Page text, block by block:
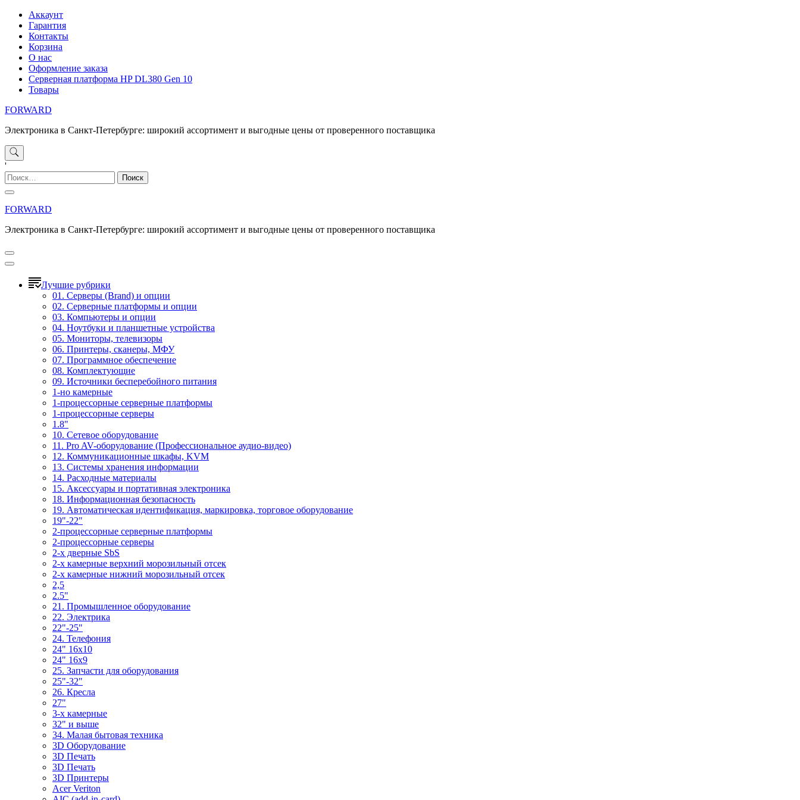
Перейти
содержимому
Аккаунт
Гарантия
Контакты
Корзина
О нас
Оформление заказа
Серверная платформа HP DL380 Gen 10
Товары
FORWARD
Электроника в Санкт-Петербурге: широкий ассортимент и выгодные цены от проверенного поставщика
'
Найти:
FORWARD
Электроника в Санкт-Петербурге: широкий ассортимент и выгодные цены от проверенного поставщика
Лучшие рубрики
01. Серверы (Brand) и опции
02. Серверные платформы и опции
03. Компьютеры и опции
04. Ноутбуки и планшетные устройства
05. Мониторы, телевизоры
06. Принтеры, сканеры, МФУ
07. Программное обеспечение
08. Комплектующие
09. Источники бесперебойного питания
1-но камерные
1-процессорные серверные платформы
1-процессорные серверы
1.8"
10. Сетевое оборудование
11. Pro AV-оборудование (Профессиональное аудио-видео)
12. Коммуникационные шкафы, KVM
13. Системы хранения информации
14. Расходные материалы
15. Аксессуары и портативная электроника
18. Информационная безопасность
19. Автоматическая идентификация, маркировка, торговое оборудование
19"-22"
2-процессорные серверные платформы
2-процессорные серверы
2-х дверные SbS
2-х камерные верхний морозильный отсек
2-х камерные нижний морозильный отсек
2,5
2.5"
21. Промышленное оборудование
22. Электрика
22"-25"
24. Телефония
24" 16x10
24" 16x9
25. Запчасти для оборудования
25"-32"
26. Кресла
27"
3-x камерные
32" и выше
34. Малая бытовая техника
3D Оборудование
3D Печать
3D Печать
3D Принтеры
Acer Veriton